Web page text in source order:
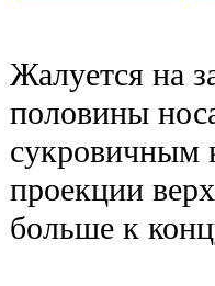
Жалуется на
половины
сукровичным
проекции
больше к